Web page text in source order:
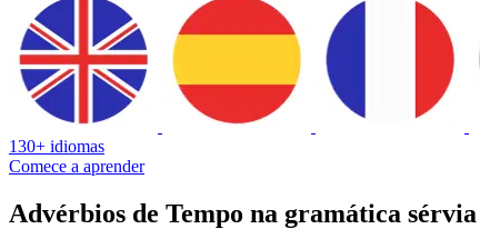
130+ idiomas
Comece a aprender
Advérbios de Tempo na gramática sérvia